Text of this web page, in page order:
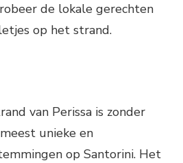
de lokale gerechten
op het strand.
van Perissa is zonder
unieke en
op Santorini. Het